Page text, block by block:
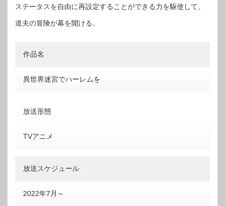
ステータスを自由に再設定することができる力を駆使して、
道夫の冒険が幕を開ける。
作品名
異世界迷宮でハーレムを
放送形態
TVアニメ
放送スケジュール
2022年7月～